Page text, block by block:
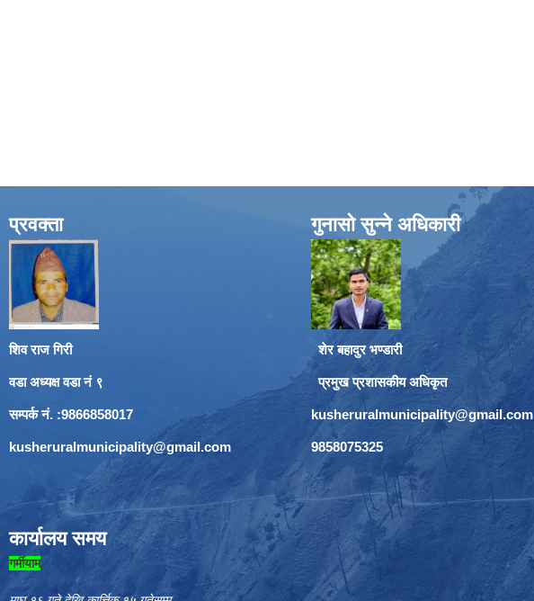
प्रवक्ता
शिव राज गिरी
वडा अध्यक्ष वडा नं ९
सम्पर्क नं. :9866858017
kusheruralmunicipality@gmail.com
कार्यालय समय
गर्मीयाम
गुनासो सुन्ने अधिकारी
शेर बहादुर भण्डारी
प्रमुख प्रशासकीय अधिकृत
kusheruralmunicipality@gmail.com
9858075325